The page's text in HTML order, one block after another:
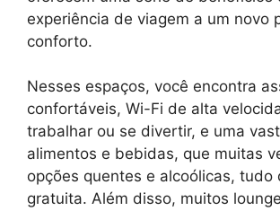
experiência de viagem a um novo
conforto.
Nesses espaços, você encontra
confortáveis, Wi-Fi de alta
trabalhar ou se divertir, e uma
alimentos e bebidas, que muitas
opções quentes e alcoólicas, tudo
gratuita. Além disso, muitos